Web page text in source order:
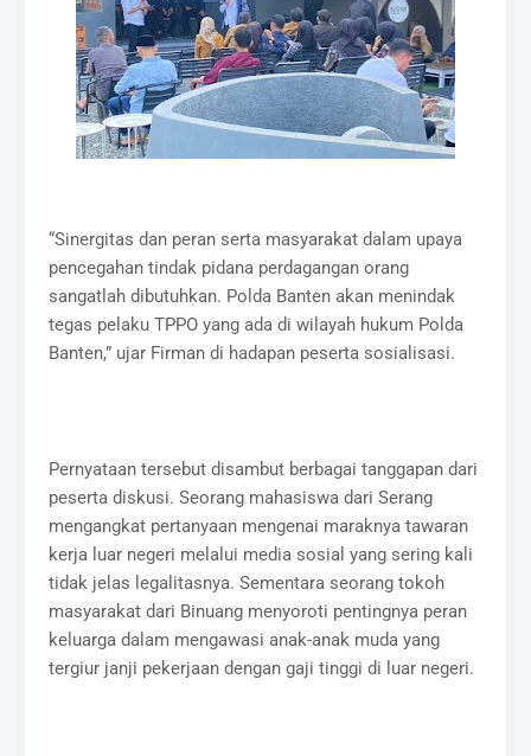
“Sinergitas dan peran serta masyarakat dalam upaya
pencegahan tindak pidana perdagangan orang
sangatlah dibutuhkan. Polda Banten akan menindak
tegas pelaku TPPO yang ada di wilayah hukum Polda
Banten,” ujar Firman di hadapan peserta sosialisasi.
Pernyataan tersebut disambut berbagai tanggapan dari
peserta diskusi. Seorang mahasiswa dari Serang
mengangkat pertanyaan mengenai maraknya tawaran
kerja luar negeri melalui media sosial yang sering kali
tidak jelas legalitasnya. Sementara seorang tokoh
masyarakat dari Binuang menyoroti pentingnya peran
keluarga dalam mengawasi anak-anak muda yang
tergiur janji pekerjaan dengan gaji tinggi di luar negeri.